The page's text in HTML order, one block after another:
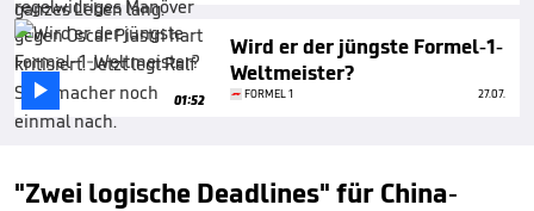
 01:52
Wird er der jüngste Formel-1-
Weltmeister?
FORMEL 1 27.07.
"Zwei logische Deadlines" für China-